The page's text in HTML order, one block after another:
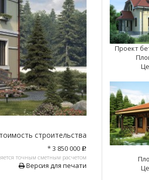
строительства
* 3 850 000 c
точным сметным расчетом
Версия для печати
Проект